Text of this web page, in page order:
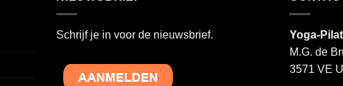
Schrijf je in voor de nieuwsbrief.
Yoga-
M.G. de
3571 VE